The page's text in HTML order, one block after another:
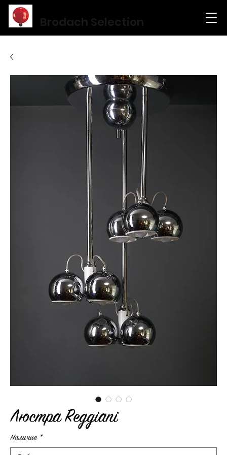
Brodach Selection
Люстра Reggiani
Наличие *